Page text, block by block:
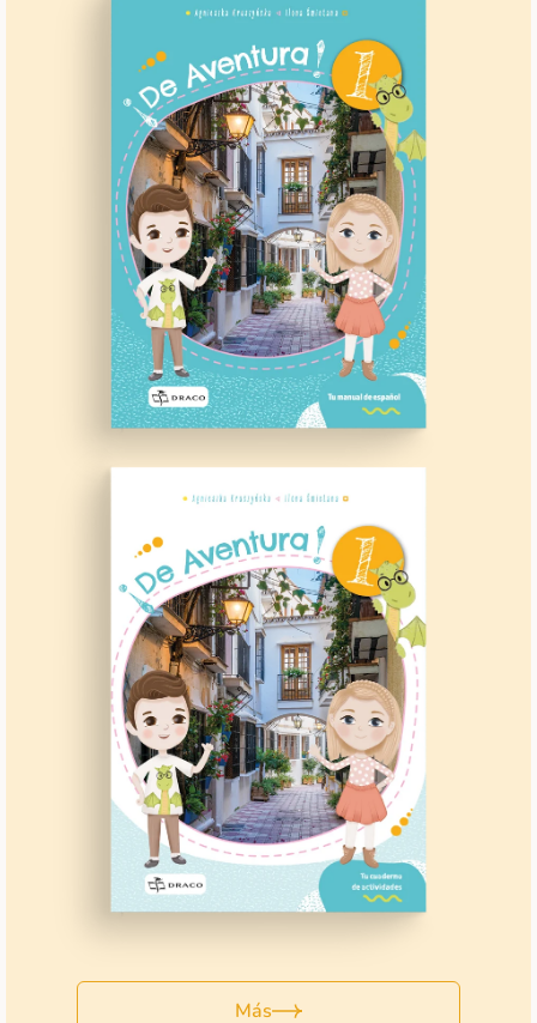
Más